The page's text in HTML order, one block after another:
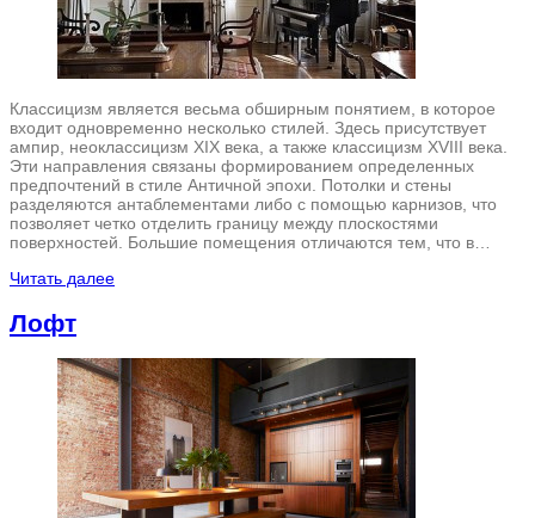
Классицизм является весьма обширным понятием, в которое
входит одновременно несколько стилей. Здесь присутствует
ампир, неоклассицизм XIX века, а также классицизм XVIII века.
Эти направления связаны формированием определенных
предпочтений в стиле Античной эпохи. Потолки и стены
разделяются антаблементами либо с помощью карнизов, что
позволяет четко отделить границу между плоскостями
поверхностей. Большие помещения отличаются тем, что в…
Читать далее
Лофт